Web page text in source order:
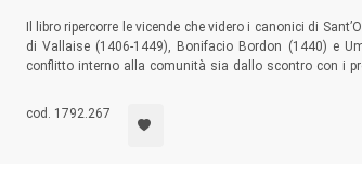
Il libro ripercorre le vicende che videro i canonici di
di Vallaise (1406-1449), Bonifacio Bordon (1440) e
conflitto interno alla comunità sia dallo scontro con i
per osservare dal basso, attraverso le carte di uno
corso del XV secolo interessarono molte chiese locali.
cod. 1792.267